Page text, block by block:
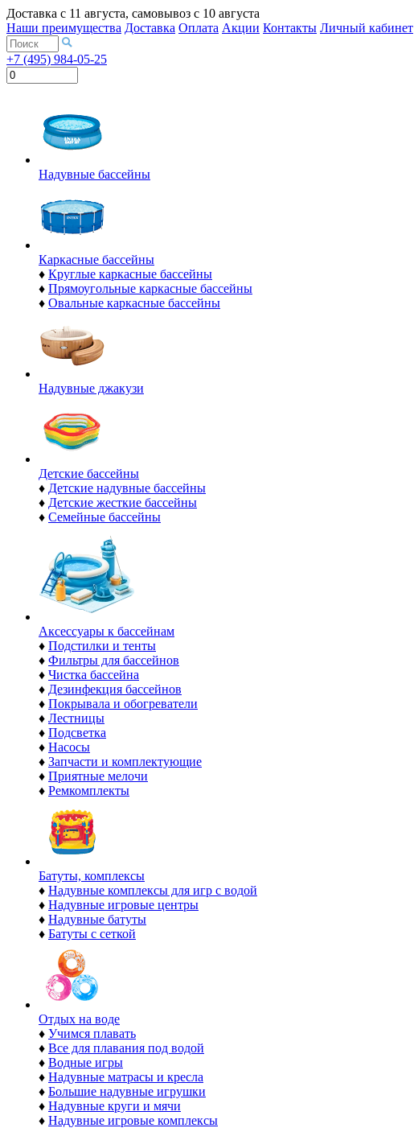
Доставка с 11 августа, самовывоз с 10 августа
Наши преимущества Доставка Оплата Акции Контакты Личный кабинет
+7 (495) 984-05-25
Надувные бассейны
Каркасные бассейны
♦ Круглые каркасные бассейны
♦ Прямоугольные каркасные бассейны
♦ Овальные каркасные бассейны
Надувные джакузи
Детские бассейны
♦ Детские надувные бассейны
♦ Детские жесткие бассейны
♦ Семейные бассейны
Аксессуары к бассейнам
♦ Подстилки и тенты
♦ Фильтры для бассейнов
♦ Чистка бассейна
♦ Дезинфекция бассейнов
♦ Покрывала и обогреватели
♦ Лестницы
♦ Подсветка
♦ Насосы
♦ Запчасти и комплектующие
♦ Приятные мелочи
♦ Ремкомплекты
Батуты, комплексы
♦ Надувные комплексы для игр с водой
♦ Надувные игровые центры
♦ Надувные батуты
♦ Батуты с сеткой
Отдых на воде
♦ Учимся плавать
♦ Все для плавания под водой
♦ Водные игры
♦ Надувные матрасы и кресла
♦ Большие надувные игрушки
♦ Надувные круги и мячи
♦ Надувные игровые комплексы